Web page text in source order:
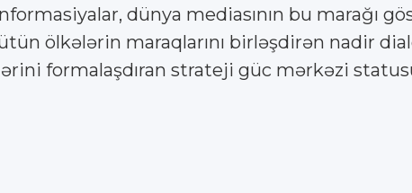
dünya mediasının bu marağı
ölkələrin maraqlarını birləşdirən nadir
formalaşdıran strateji güc mərkəzi